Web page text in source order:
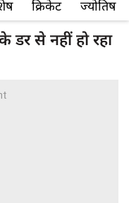
क्रिकेट ज्योतिष
डर से नहीं हो रहा